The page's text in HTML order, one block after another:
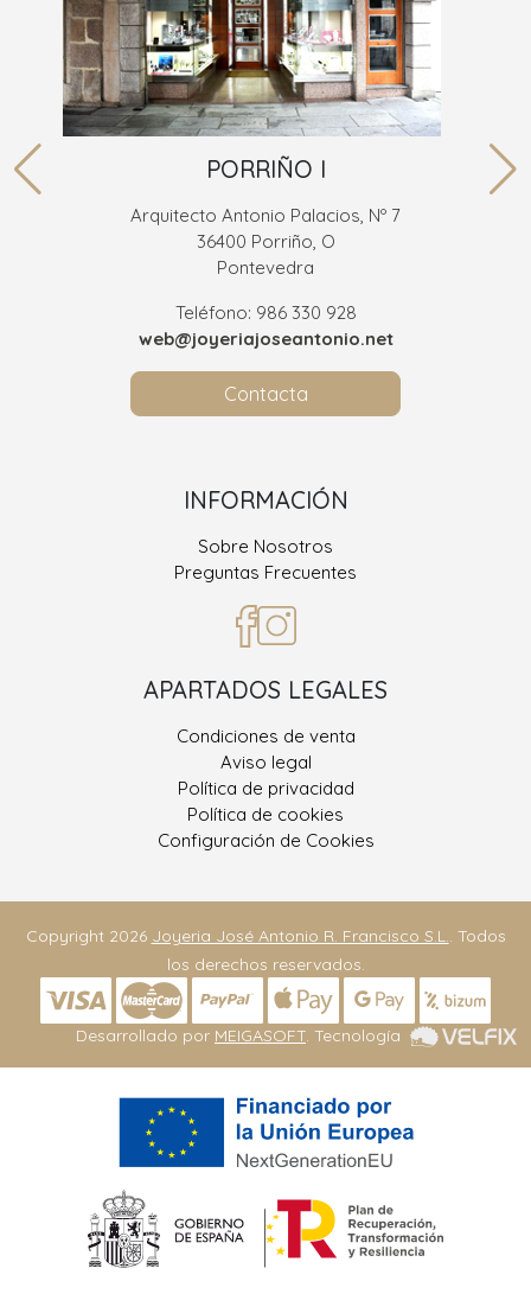
PORRIÑO I
Arquitecto Antonio Palacios, Nº 7
36400 Porriño, O
Pontevedra
Teléfono: 986 330 928
web@joyeriajoseantonio.net
Contacta
INFORMACIÓN
Sobre Nosotros
Preguntas Frecuentes
APARTADOS LEGALES
Condiciones de venta
Aviso legal
Política de privacidad
Política de cookies
Configuración de Cookies
Copyright 2026 Joyeria José Antonio R. Francisco S.L.. Todos
los derechos reservados.
Desarrollado por MEIGASOFT . Tecnología